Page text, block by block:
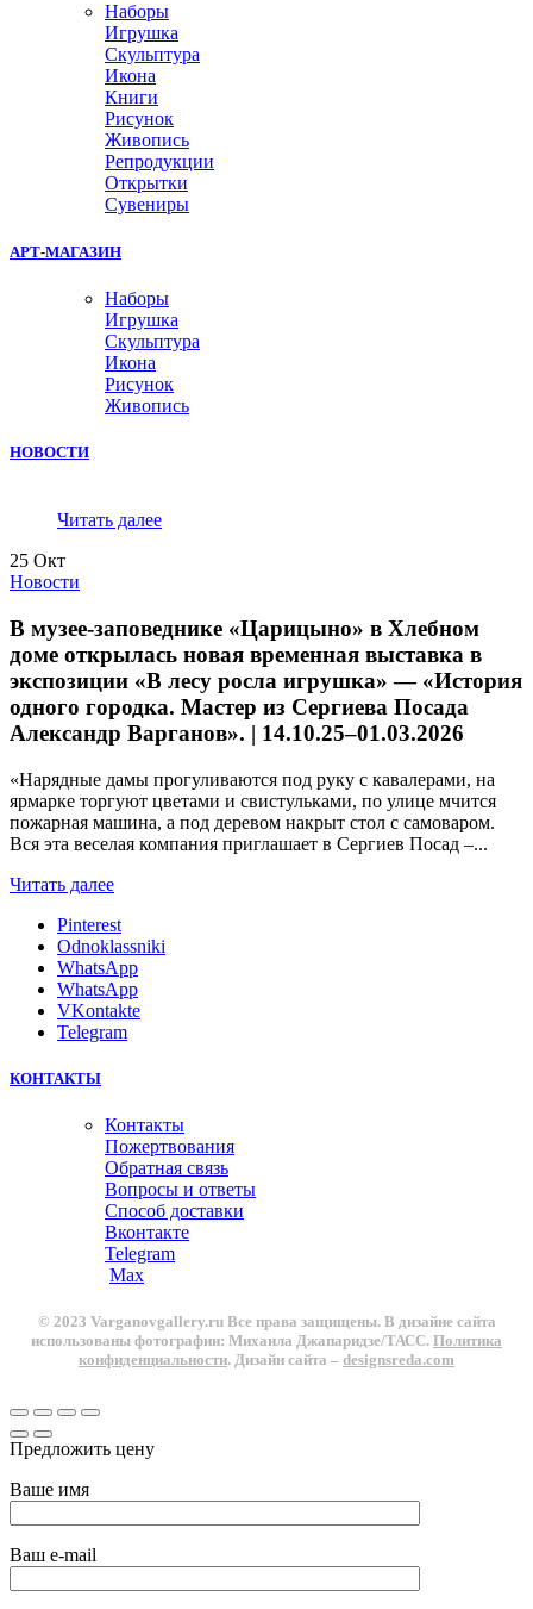
Наборы
Игрушка
Скульптура
Икона
Книги
Рисунок
Живопись
Репродукции
Открытки
Сувениры
АРТ-МАГАЗИН
Наборы
Игрушка
Скульптура
Икона
Рисунок
Живопись
НОВОСТИ
Читать далее
25 Окт
Новости
В музее-заповеднике «Царицыно» в Хлебном
доме открылась новая временная выставка в
экспозиции «В лесу росла игрушка» — «История
одного городка. Мастер из Сергиева Посада
Александр Варганов». | 14.10.25–01.03.2026
«Нарядные дамы прогуливаются под руку с кавалерами, на
ярмарке торгуют цветами и свистульками, по улице мчится
пожарная машина, а под деревом накрыт стол с самоваром.
Вся эта веселая компания приглашает в Сергиев Посад –...
Читать далее
Pinterest
Odnoklassniki
WhatsApp
WhatsApp
VKontakte
Telegram
КОНТАКТЫ
Контакты
Пожертвования
Обратная связь
Вопросы и ответы
Способ доставки
Вконтакте
Telegram
Max
© 2023 Varganovgallery.ru Все права защищены. В дизайне сайта
использованы фотографии: Михаила Джапаридзе/ТАСС. Политика
конфиденциальности. Дизайн сайта – designsreda.com
Предложить цену
Ваше имя
Ваш e-mail